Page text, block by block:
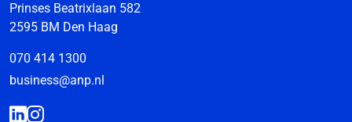
Prinses Beatrixlaan 582
2595 BM Den Haag
070 414 1300
business@anp.nl